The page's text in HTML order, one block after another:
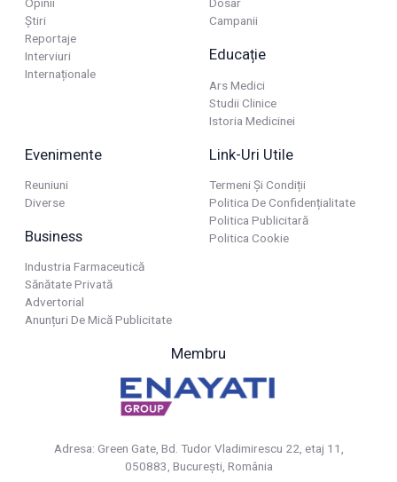
Opinii
Știri
Reportaje
Interviuri
Internaționale
Dosar
Campanii
Educație
Ars Medici
Studii Clinice
Istoria Medicinei
Evenimente
Reuniuni
Diverse
Business
Industria Farmaceutică
Sănătate Privată
Advertorial
Anunțuri De Mică Publicitate
Link-Uri Utile
Termeni Și Condiții
Politica De Confidențialitate
Politica Publicitară
Politica Cookie
Membru
Adresa: Green Gate, Bd. Tudor Vladimirescu 22, etaj 11,
050883, Bucureşti, România